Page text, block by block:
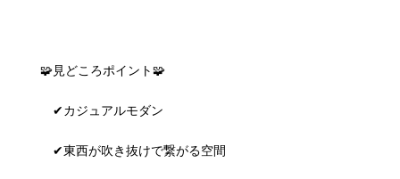
🧩見どころポイント🧩
✔カジュアルモダン
✔東西が吹き抜けで繋がる空間